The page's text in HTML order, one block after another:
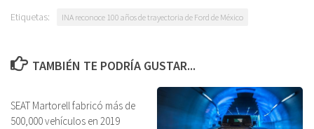
Etiquetas: INA reconoce 100 años de trayectoria de Ford de México
TAMBIÉN TE PODRÍA GUSTAR...
SEAT Martorell fabricó más de
500,000 vehículos en 2019